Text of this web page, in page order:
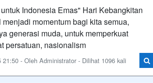
Indonesia Emas" Hari Kebangkitan
menjadi momentum bagi kita semua,
generasi muda, untuk memperkuat
persatuan, nasionalism
21:50 - Oleh Administrator - Dilihat 1096 kali